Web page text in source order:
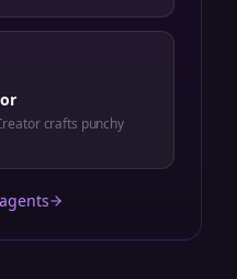
crafts punchy